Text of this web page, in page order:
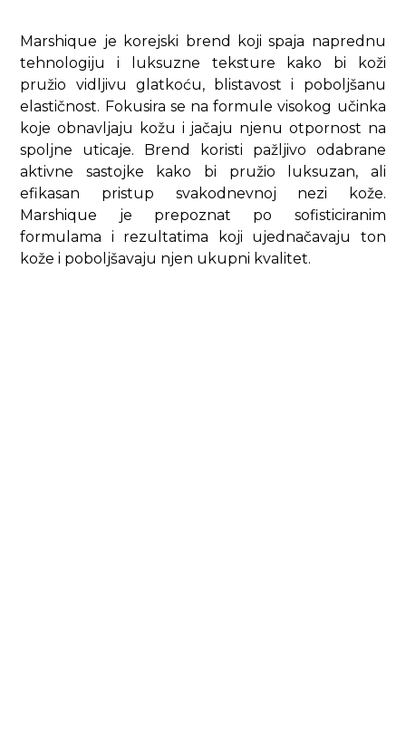
Marshique je korejski brend koji spaja naprednu
tehnologiju i luksuzne teksture kako bi koži
pružio vidljivu glatkoću, blistavost i poboljšanu
elastičnost. Fokusira se na formule visokog učinka
koje obnavljaju kožu i jačaju njenu otpornost na
spoljne uticaje. Brend koristi pažljivo odabrane
aktivne sastojke kako bi pružio luksuzan, ali
efikasan pristup svakodnevnoj nezi kože.
Marshique je prepoznat po sofisticiranim
formulama i rezultatima koji ujednačavaju ton
kože i poboljšavaju njen ukupni kvalitet.